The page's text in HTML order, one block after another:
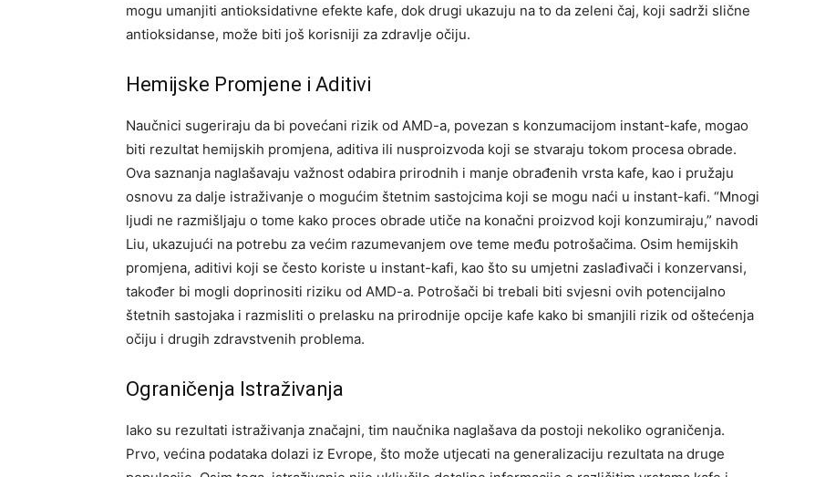
mogu umanjiti antioksidativne efekte kafe, dok drugi ukazuju na to da zeleni čaj, koji sadrži slične
antioksidanse, može biti još korisniji za zdravlje očiju.
Hemijske Promjene i Aditivi
Naučnici sugeriraju da bi povećani rizik od AMD-a, povezan s konzumacijom instant-kafe, mogao
biti rezultat hemijskih promjena, aditiva ili nusproizvoda koji se stvaraju tokom procesa obrade.
Ova saznanja naglašavaju važnost odabira prirodnih i manje obrađenih vrsta kafe, kao i pružaju
osnovu za dalje istraživanje o mogućim štetnim sastojcima koji se mogu naći u instant-kafi. “Mnogi
ljudi ne razmišljaju o tome kako proces obrade utiče na konačni proizvod koji konzumiraju,” navodi
Liu, ukazujući na potrebu za većim razumevanjem ove teme među potrošačima. Osim hemijskih
promjena, aditivi koji se često koriste u instant-kafi, kao što su umjetni zaslađivači i konzervansi,
također bi mogli doprinositi riziku od AMD-a. Potrošači bi trebali biti svjesni ovih potencijalno
štetnih sastojaka i razmisliti o prelasku na prirodnije opcije kafe kako bi smanjili rizik od oštećenja
očiju i drugih zdravstvenih problema.
Ograničenja Istraživanja
Iako su rezultati istraživanja značajni, tim naučnika naglašava da postoji nekoliko ograničenja.
Prvo, većina podataka dolazi iz Evrope, što može utjecati na generalizaciju rezultata na druge